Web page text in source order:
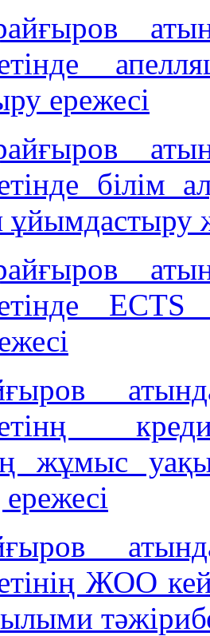
ережесі
білім
жұмыс
ЖОО